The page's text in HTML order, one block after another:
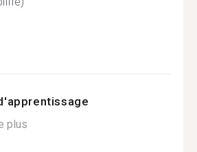
plus